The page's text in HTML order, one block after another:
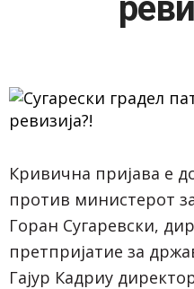
ЖИВОТ
Кривична пријава е
против министерот
Горан Сугаревски,
претпријатие за
Гајур Кадриу